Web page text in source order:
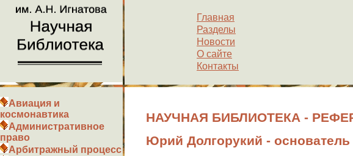
Главная
Разделы
Новости
О сайте
Контакты
Авиация и
космонавтика
Административное
право
Арбитражный процесс
НАУЧНАЯ БИБЛИОТЕКА -
Юрий Долгорукий -